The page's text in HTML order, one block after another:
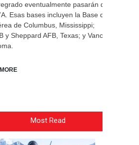
eventualmente pasarán del
Esas bases incluyen la Base de
de Columbus, Mississippi;
y Sheppard AFB, Texas; y Vance
Most Read